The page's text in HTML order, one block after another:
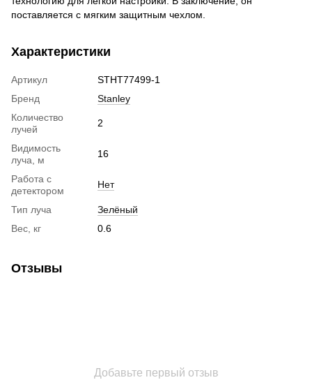
поставляется с мягким защитным чехлом.
Характеристики
Артикул
STHT77499-1
Бренд
Stanley
Количество
лучей
2
Видимость
луча, м
16
Работа с
детектором
Нет
Тип луча
Зелёный
Вес, кг
0.6
Отзывы
Добавьте первый отзыв